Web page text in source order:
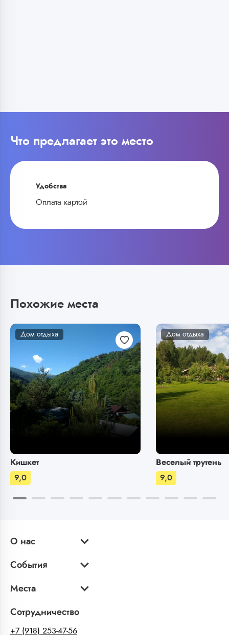
Что предлагает это место
Удобства
Оплата картой
Похожие места
Дом отдыха
Кишкет
9,0
Дом отдыха
Веселый трутень
9,0
О нас
События
Места
Сотрудничество
+7 (918) 253-47-56